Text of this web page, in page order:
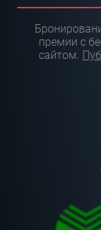
премии с
сайтом.